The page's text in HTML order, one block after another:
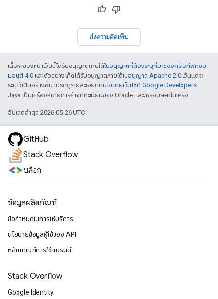
ส่งความคิดเห็น
เนื้อหาของหน้าเว็บนี้ได้รับอนุญาตภายใต้ใบอนุญาตที่ต้องระบุที่มาของครีเอทีฟคอม
มอนส์ 4.0 และตัวอย่างโค้ดได้รับอนุญาตภายใต้ใบอนุญาต Apache 2.0 เว้นแต่จะ
ระบุไว้เป็นอย่างอื่น โปรดดูรายละเอียดที่นโยบายเว็บไซต์ Google Developers
Java เป็นเครื่องหมายการค้าจดทะเบียนของ Oracle และ/หรือบริษัทในเครือ
อัปเดตล่าสุด 2026-05-26 UTC
GitHub
Stack Overflow
บล็อก
ข้อมูลผลิตภัณฑ์
ข้อกำหนดในการให้บริการ
นโยบายข้อมูลผู้ใช้ของ API
หลักเกณฑ์การใช้แบรนด์
Stack Overflow
Google Identity